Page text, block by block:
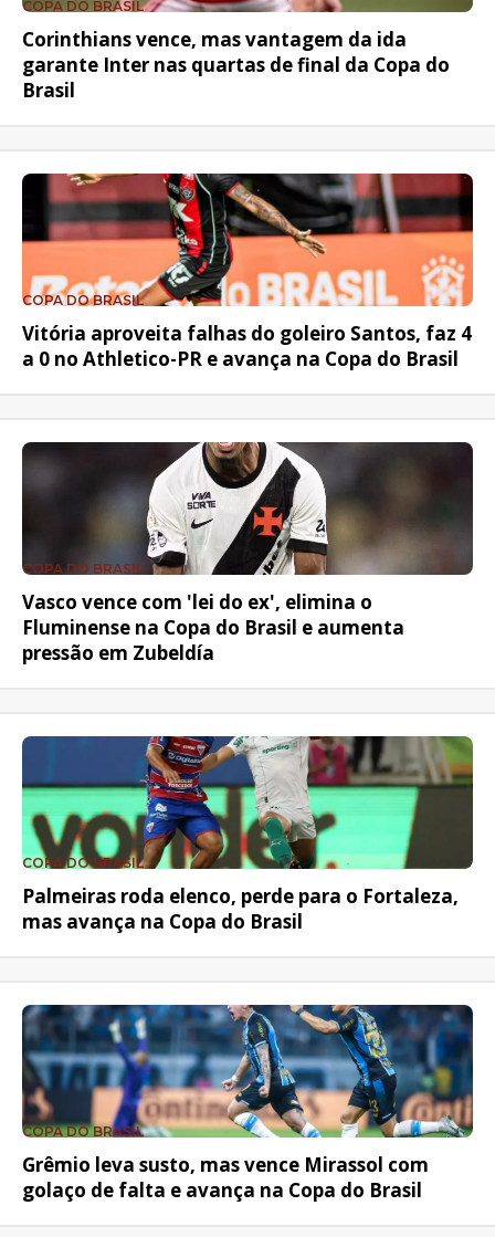
COPA DO BRASIL
Corinthians vence, mas vantagem da ida
garante Inter nas quartas de final da Copa do
Brasil
COPA DO BRASIL
Vitória aproveita falhas do goleiro Santos, faz 4
a 0 no Athletico-PR e avança na Copa do Brasil
COPA DO BRASIL
Vasco vence com 'lei do ex', elimina o
Fluminense na Copa do Brasil e aumenta
pressão em Zubeldía
COPA DO BRASIL
Palmeiras roda elenco, perde para o Fortaleza,
mas avança na Copa do Brasil
COPA DO BRASIL
Grêmio leva susto, mas vence Mirassol com
golaço de falta e avança na Copa do Brasil